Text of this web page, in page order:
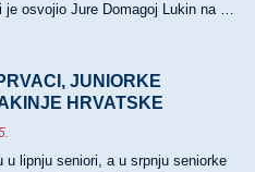
je osvojio Jure Domagoj Lukin na …
JUNIORKE
HRVATSKE
u lipnju seniori, a u srpnju seniorke